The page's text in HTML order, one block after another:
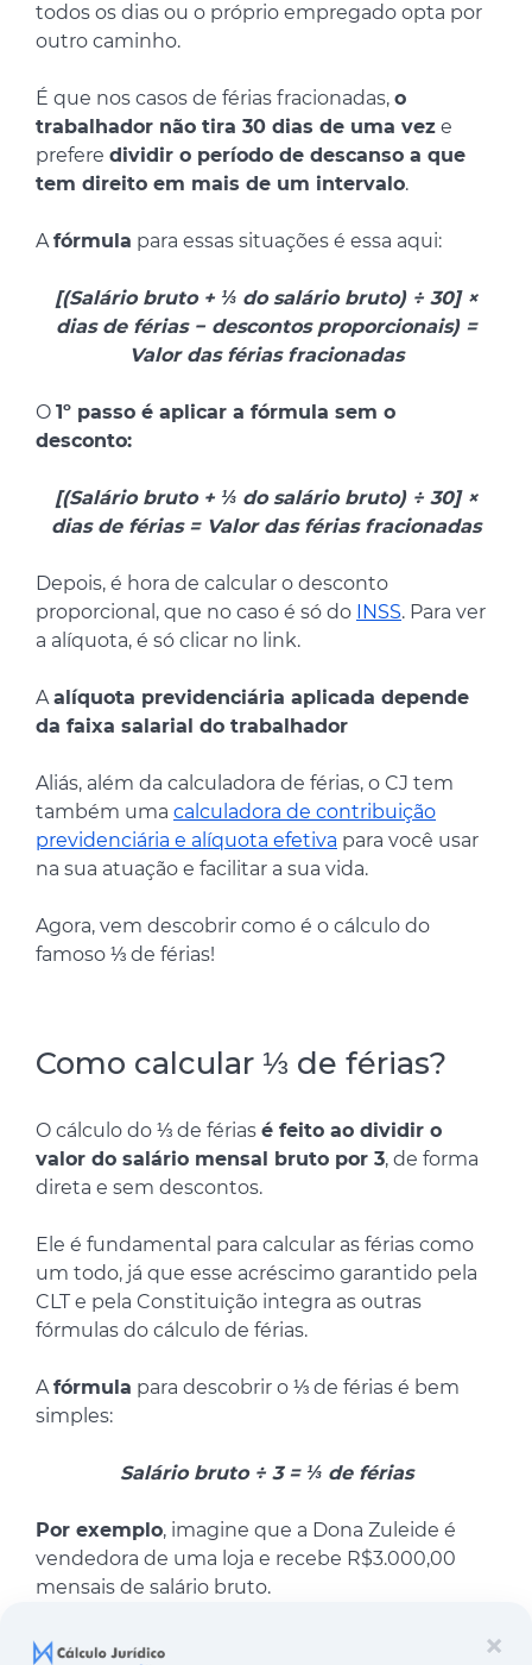
×
todos os dias ou o próprio empregado opta por
outro caminho.
É que nos casos de férias fracionadas, o
trabalhador não tira 30 dias de uma vez e
prefere dividir o período de descanso a que
tem direito em mais de um intervalo.
Afórmula para essas situações é essa aqui:
[(Salário bruto + ⅓ do salário bruto) ÷ 30] ×
dias de férias − descontos proporcionais) =
Valor das férias fracionadas
O 1º passo é aplicar a fórmula sem o
desconto:
[(Salário bruto + ⅓ do salário bruto) ÷ 30] ×
dias de férias = Valor das férias fracionadas
Depois, é hora de calcular o desconto
proporcional, que no caso é só do
INSS. Para ver
a alíquota, é só clicar no link.
Aalíquota previdenciária aplicada depende
da faixa salarial do trabalhador
Aliás, além da calculadora de férias, o CJ tem
também uma calculadora de contribuição
previdenciária e alíquota efetiva para você usar
na sua atuação e facilitar a sua vida.
Agora, vem descobrir como é o cálculo do
famoso ⅓ de férias!
Como calcular ⅓ de férias?
O cálculo do ⅓ de férias é feito ao dividir o
valor do salário mensal bruto por 3, de forma
direta e sem descontos.
Ele é fundamental para calcular as férias como
um todo, já que esse acréscimo garantido pela
CLT e pela Constituição integra as outras
fórmulas do cálculo de férias.
Afórmula para descobrir o ⅓ de férias é bem
simples:
Salário bruto ÷ 3 = ⅓ de férias
Por exemplo, imagine que a Dona Zuleide é
vendedora de uma loja e recebe R$3.000,00
mensais de salário bruto.
O cálculo do ⅓ de férias dela fica desse jeito: